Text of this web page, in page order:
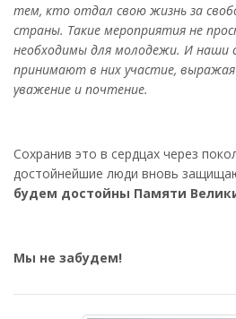
тем, кто отдал свою жизнь за
страны. Такие мероприятия не
необходимы для молодежи. И наши
принимают в них участие, выражая
уважение и почтение.
Сохранив это в сердцах через
достойнейшие люди вновь
будем достойны Памяти
Мы не забудем!